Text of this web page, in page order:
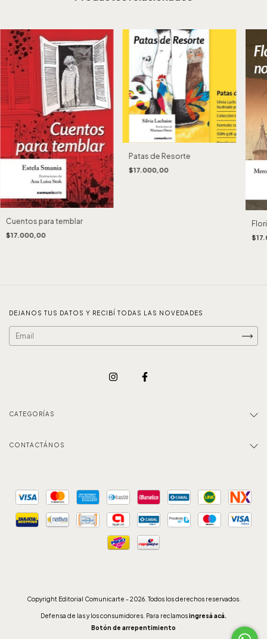
Cuentos para temblar
$17.000,00
Patas de Resorte
$17.000,00
DEJANOS TUS DATOS Y RECIBÍ TODAS LAS NOVEDADES
CATEGORÍAS
CONTACTÁNOS
Copyright Editorial Comunicarte - 2026. Todos los derechos reservados.
Defensa de las y los consumidores. Para reclamosingresá acá.
Botón de arrepentimiento